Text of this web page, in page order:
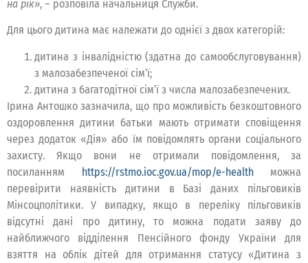
на рік», – розповіла начальниця Служби.
Для цього дитина має належати до однієї з двох категорій:
дитина з інвалідністю (здатна до самообслуговування)
з малозабезпеченої сім’ї;
дитина з багатодітної сім’ї з числа малозабезпечених.
Ірина Антошко зазначила, що про можливість безкоштовного
оздоровлення дитини батьки мають отримати сповіщення
через додаток «Дія» або їм повідомлять органи соціального
захисту. Якщо вони не отримали повідомлення, за
посиланням https://rstmo.ioc.gov.ua/mop/e-healthможна
перевірити наявність дитини в Базі даних пільговиків
Мінсоцполітики. У випадку, якщо в переліку пільговиків
відсутні дані про дитину, то можна подати заяву до
найближчого відділення Пенсійного фонду України для
взяття на облік дітей для отримання статусу «Дитина з